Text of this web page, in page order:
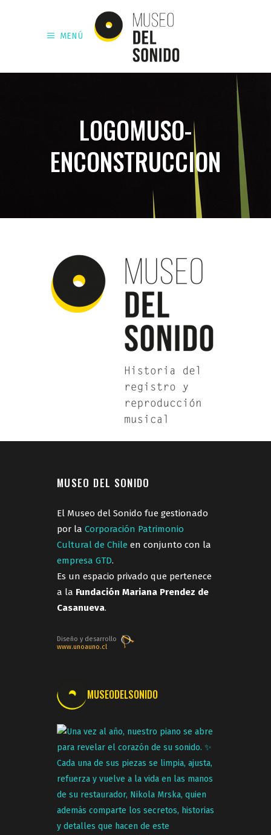
MENÚ
LOGOMUSO-
ENCONSTRUCCION
MUSEO DEL SONIDO
El Museo del Sonido fue gestionado
por la Corporación Patrimonio
Cultural de Chile en conjunto con la
empresa GTD.
Es un espacio privado que pertenece
a la Fundación Mariana Prendez de
Casanueva.
Diseño y desarrollo
www.unoauno.cl
MUSEODELSONIDO